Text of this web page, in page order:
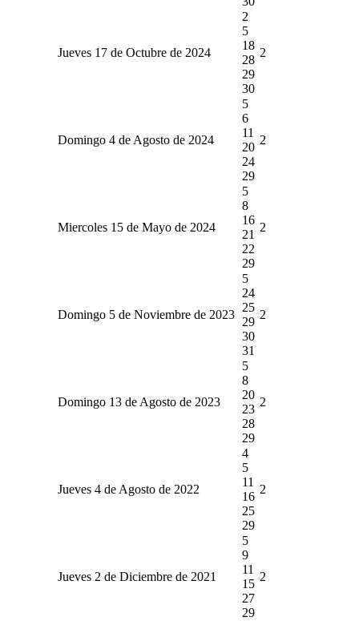
Jueves 17 de Octubre de 2024
2
5
18
28
29
30
2
Domingo 4 de Agosto de 2024
5
6
11
20
24
29
2
Miercoles 15 de Mayo de 2024
5
8
16
21
22
29
2
Domingo 5 de Noviembre de 2023
5
24
25
29
30
31
2
Domingo 13 de Agosto de 2023
5
8
20
23
28
29
2
Jueves 4 de Agosto de 2022
4
5
11
16
25
29
2
Jueves 2 de Diciembre de 2021
5
9
11
15
27
29
2